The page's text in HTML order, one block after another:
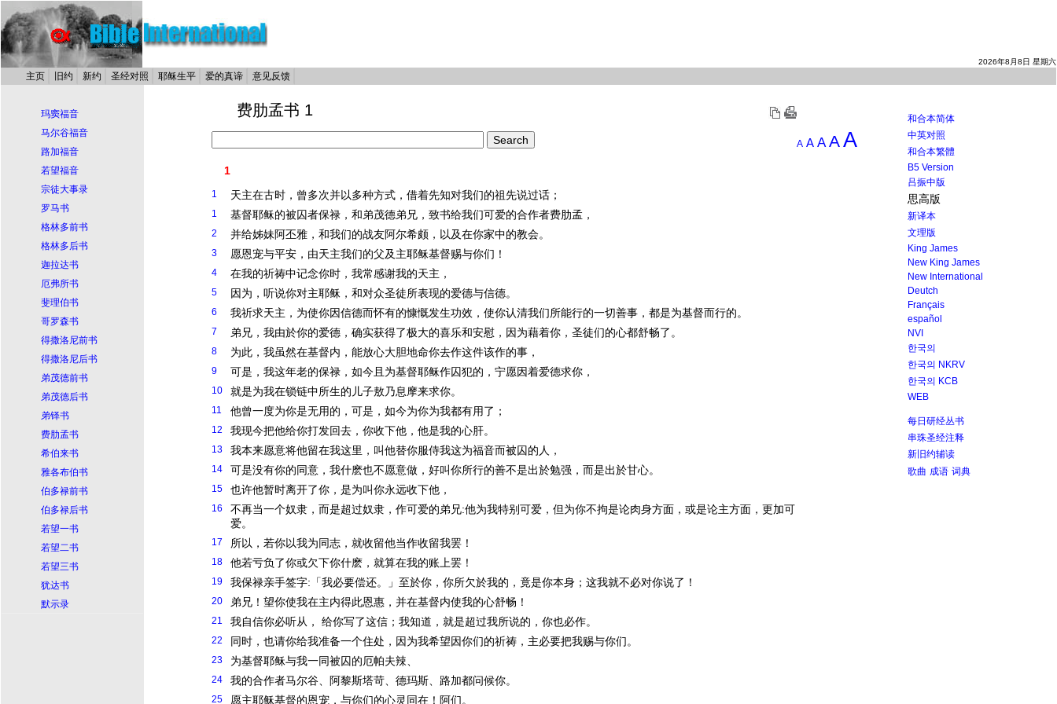
2026年8月8日 星期六
主页 旧约 新约 圣经对照 耶稣生平 爱的真谛 意见反馈
玛窦福音
马尔谷福音
路加福音
若望福音
宗徒大事录
罗马书
格林多前书
格林多后书
迦拉达书
厄弗所书
斐理伯书
哥罗森书
得撒洛尼前书
得撒洛尼后书
弟茂德前书
弟茂德后书
弟铎书
费肋孟书
希伯来书
雅各布伯书
伯多禄前书
伯多禄后书
若望一书
若望二书
若望三书
犹达书
默示录
费肋孟书 1
A A A AA
1
1 天主在古时，曾多次并以多种方式，借着先知对我们的祖先说过话；
1 基督耶稣的被囚者保禄，和弟茂德弟兄，致书给我们可爱的合作者费肋孟，
2 并给姊妹阿丕雅，和我们的战友阿尔希颇，以及在你家中的教会。
3 愿恩宠与平安，由天主我们的父及主耶稣基督赐与你们！
4 在我的祈祷中记念你时，我常感谢我的天主，
5 因为，听说你对主耶稣 ，和对众圣徒所表现的爱德与信德。
6 我祈求天主，为使你因信德而怀有的慷慨发生功效，使你认清我们所能行的一切善事，都是为基督而行的。
7 弟兄，我由於你的爱德，确实获得了极大的喜乐和安慰，因为藉着你，圣徒们的心都舒畅了。
8 为此，我虽然在基督内，能放心大胆地命你去作这件该作的事，
9 可是，我这年老的保禄，如今且为基督耶稣作囚犯的，宁愿因着爱德求你，
10 就是为我在锁链中所生的儿子敖乃息摩来求你。
11 他曾一度为你是无用的，可是，如今为你为我都有用了；
12 我现今把他给你打发回去，你收下他，他是我的心肝。
13 我本来愿意将他留在我这里，叫他替你服侍我这为福音而被囚的人，
14 可是没有你的同意，我什麽也不愿意做，好叫你所行的善不是出於勉强，而是出於甘心。
15 也许他暂时离开了你，是为叫你永远收下他，
16
不再当一个奴隶，而是超过奴隶，作可爱的弟兄:他为我特别可爱，但为你不拘是论肉身方面，或是论主方面，更加可
爱。
17 所以，若你以我为同志，就收留他当作收留我罢！
18 他若亏负了你或欠下你什麽，就算在我的账上罢！
19 我保禄亲手签字:「我必要偿还。」至於你，你所欠於我的，竟是你本身；这我就不必对你说了！
20 弟兄！望你使我在主内得此恩惠，并在基督内使我的心舒畅！
21 我自信你必听从， 给你写了这信；我知道，就是超过我所说的，你也必作。
22 同时，也请你给我准备一个住处，因为我希望因你们的祈祷，主必要把我赐与你们。
23 为基督耶稣与我一同被囚的厄帕夫辣、
24 我的合作者马尔谷、阿黎斯塔苛、德玛斯、路加都问候你。
25 愿主耶稣基督的恩宠，与你们的心灵同在！阿们。
和合本简体
中英对照
和合本繁體
B5 Version
吕振中版
思高版
新译本
文理版
King James
New King James
New International
Deutch
Français
español
NVI
한국의
한국의 NKRV
한국의 KCB
WEB
每日研经丛书
串珠圣经注释
新旧约辅读
歌曲 成语 词典